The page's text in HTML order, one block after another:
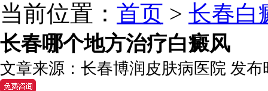
当前位置： 首页 > 长春白
长春哪个地方治疗白癜风
文章来源： 长春博润皮肤病医院 发布